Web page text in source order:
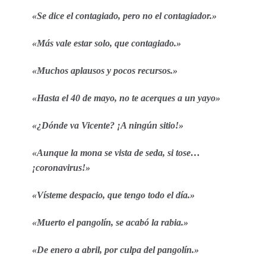
«Se dice el contagiado, pero no el contagiador.»
«Más vale estar solo, que contagiado.»
«Muchos aplausos y pocos recursos.»
«Hasta el 40 de mayo, no te acerques a un yayo»
«¿Dónde va Vicente? ¡A ningún sitio!»
«Aunque la mona se vista de seda, si tose…
¡coronavirus!»
«Vísteme despacio, que tengo todo el día.»
«Muerto el pangolín, se acabó la rabia.»
«De enero a abril, por culpa del pangolín.»